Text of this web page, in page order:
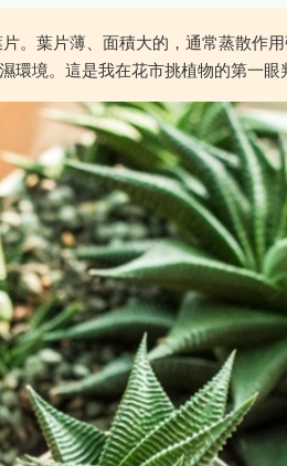
。葉片薄、面積大的，通常蒸散作
境。這是我在花市挑植物的第一眼